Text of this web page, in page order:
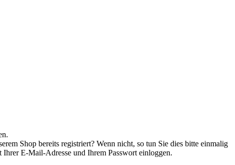
Shop bereits registriert? Wenn nicht, so tun Sie dies bitte einmalig
Ihrer E-Mail-Adresse und Ihrem Passwort einloggen.